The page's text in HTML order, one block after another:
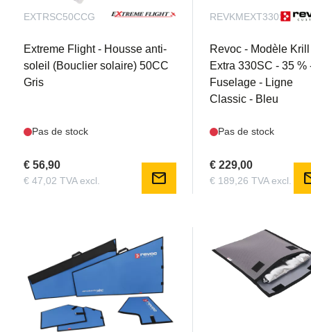
EXTRSC50CCG
Extreme Flight - Housse anti-
soleil (Bouclier solaire) 50CC
Gris
Pas de stock
€ 56,90
€ 47,02 TVA excl. mail
Revoc - Modèle
Extra 330SC - 35 %
Fuselage - Ligne
Classic - Bleu
Pas de stock
€ 229,00
€ 189,26 TVA excl.